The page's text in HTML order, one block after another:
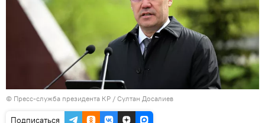
© Пресс-служба президента КР / Султан Досалиев
Подписаться